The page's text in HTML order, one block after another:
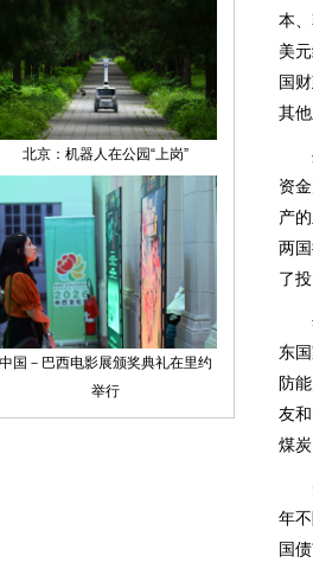
本
美
国
其
外
资
产
两
了
然
东
防
友
煤
美
年
国